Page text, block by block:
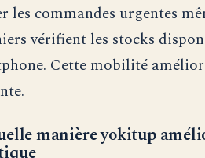
les commandes urgentes
vérifient les stocks
Cette mobilité
manière yokitup